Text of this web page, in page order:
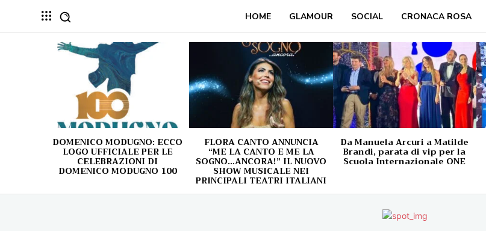
HOME GLAMOUR SOCIAL CRONACA ROSA
DOMENICO MODUGNO: ECCO
LOGO UFFICIALE PER LE
CELEBRAZIONI DI
DOMENICO MODUGNO 100
FLORA CANTO ANNUNCIA
“ME LA CANTO E ME LA
SOGNO…ANCORA!” IL NUOVO
SHOW MUSICALE NEI
PRINCIPALI TEATRI ITALIANI
Da Manuela Arcuri a Matilde
Brandi, parata di vip per la
Scuola Internazionale ONE